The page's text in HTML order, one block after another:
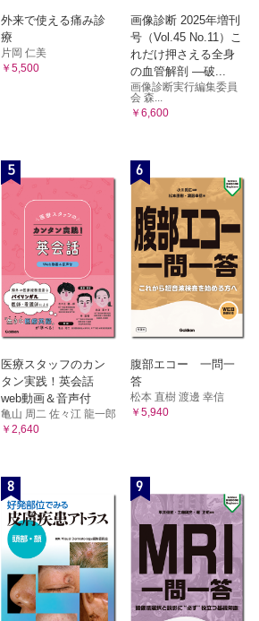
外来で使える痛み診
療
片岡 仁美
￥5,500
画像診断 2025年増刊
号（Vol.45 No.11）こ
れだけ押さえる全身
の血管解剖 ―破...
画像診断実行編集委員
会 森...
￥6,600
5
医療スタッフのカン
タン実践！英会話
web動画＆音声付
亀山 周二 佐々江 龍一郎
￥2,640
6
腹部エコー 一問一
答
松本 直樹 渡邊 幸信
￥5,940
8 9